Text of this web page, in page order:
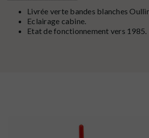
Livrée verte bandes blanches
Eclairage cabine.
Etat de fonctionnement vers 1985.